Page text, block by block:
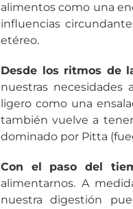
alimentos como una
influencias
etéreo.
Desde los ritmos de
nuestras
ligero como una
también vuelve a
dominado por Pitta
Con el paso del
alimentarnos. A
nuestra digestión